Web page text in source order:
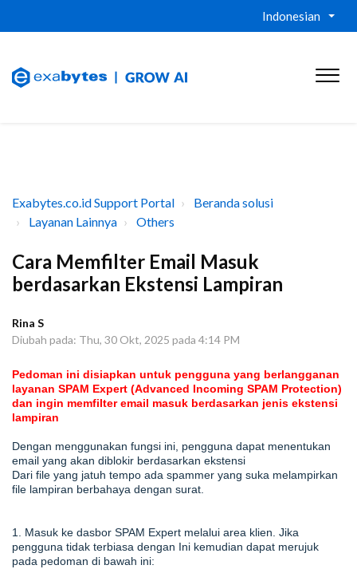
Indonesian
Exabytes.co.id Support Portal
Beranda solusi
Layanan Lainnya
Others
Cara Memfilter Email Masuk
berdasarkan Ekstensi Lampiran
Rina S
Diubah pada: Thu, 30 Okt, 2025 pada 4:14 PM
Pedoman ini disiapkan untuk pengguna yang berlangganan
layanan SPAM Expert (Advanced Incoming SPAM Protection)
dan ingin memfilter email masuk berdasarkan jenis ekstensi
lampiran
Dengan menggunakan fungsi ini, pengguna dapat menentukan
email yang akan diblokir berdasarkan ekstensi
Dari file yang jatuh tempo ada spammer yang suka melampirkan
file lampiran berbahaya dengan surat.
1. Masuk ke dasbor SPAM Expert melalui area klien. Jika
pengguna tidak terbiasa dengan Ini kemudian dapat merujuk
pada pedoman di bawah ini: